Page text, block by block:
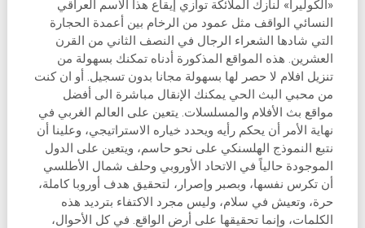
«الكوليرا» لنازك الملائكة توازي إيقاع هذا الاسم العراقي
النسائي الواقف مثل عمود من الرخام بين أعمدة الحجارة
التي شادها الشعراء الرجال في النصف الثاني من القرن
العشرين. هذه المواقع المذكورة أدناه تمكنك بسهولة من
تنزيل افلام لا حصر لها بسهولة مجانا بدون تسجيل. أو ان كنت
من محبي البث الحي يمكنك الإنقال مباشرة الى أفضل
مواقع بث الأفلام والمسلسلات. يتعين على العالم الغربي في
نهاية الأمر أن يحكم رأيه ويحدد خياره الاستراتيجي، وعلينا أن
نتبع النموذج الهلسنكي على نحو حاسم، ويتعين على الدول
الموجودة حالياً في الاتحاد الأوروبي وحلف شمال الأطلسي
أن تكرس نفسها، وبصبر وإصرار، لتحقيق هدف أوروبا كاملة،
حرة، وتعيش في سلام، وليس مجرد الاكتفاء بترديد هذه
الكلمات، وإنما تحقيقها على أرض الواقع. في كل الأحوال،